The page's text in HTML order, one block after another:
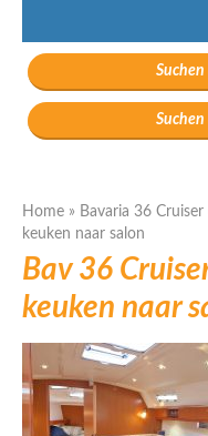
Home » Bavaria 36 Cruiser
keuken naar salon
Bav 36
keuken naar